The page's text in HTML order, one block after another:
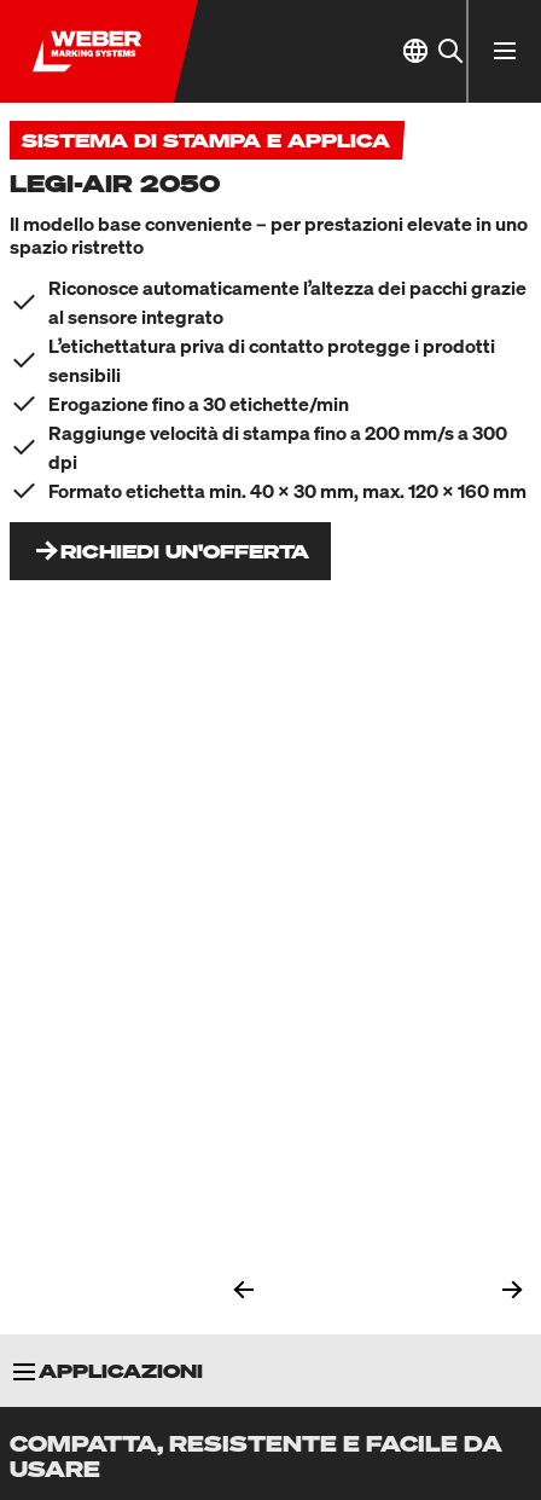
SISTEMA DI STAMPA E APPLICA
LEGI-AIR 2050
Il modello base conveniente – per prestazioni elevate in uno
spazio ristretto
Riconosce automaticamente l’altezza dei pacchi grazie
al sensore integrato
L’etichettatura priva di contatto protegge i prodotti
sensibili
Erogazione fino a 30 etichette/min
Raggiunge velocità di stampa fino a 200 mm/s a 300
dpi
Formato etichetta min. 40 x 30 mm, max. 120 x 160 mm
RICHIEDI UN'OFFERTA
APPLICAZIONI
PARTICOLARITÀ
COMPATTA, RESISTENTE E FACILE DA
USARE